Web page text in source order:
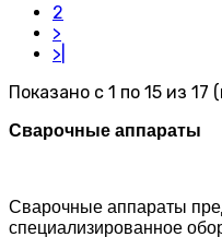
2
>
>|
Показано с 1 по 15 из 17
Сварочные аппараты
Сварочные аппараты
специализированное